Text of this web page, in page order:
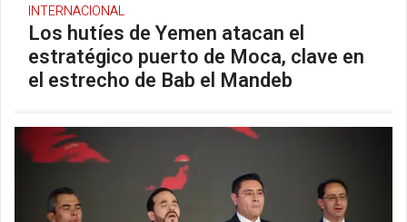
INTERNACIONAL
Los hutíes de Yemen atacan el
estratégico puerto de Moca, clave en
el estrecho de Bab el Mandeb